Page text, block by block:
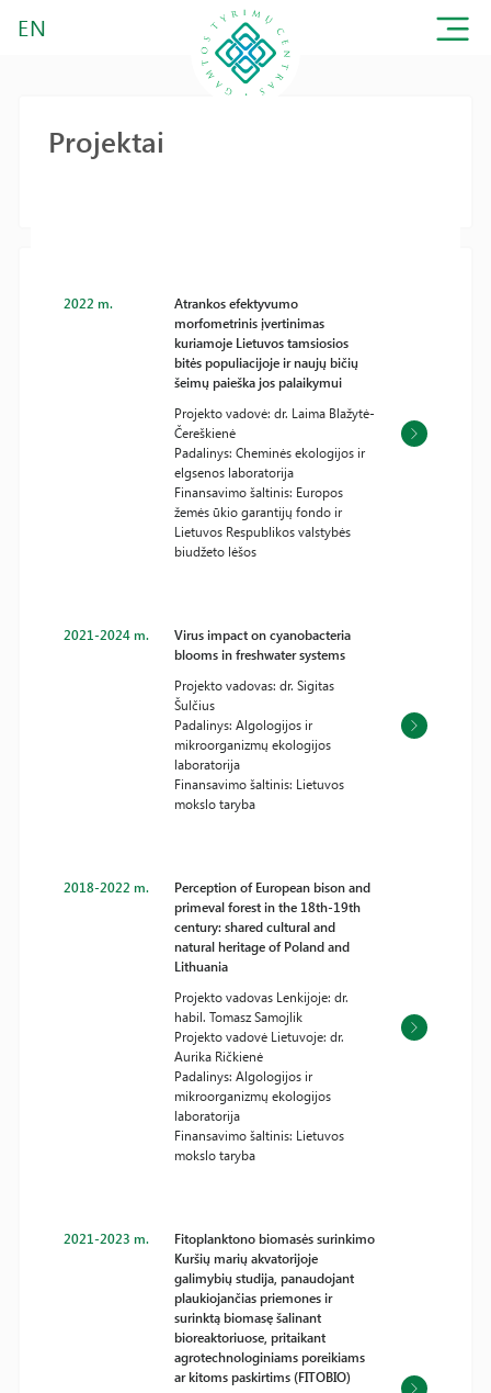
EN
Projektai
2022 m.
Atrankos efektyvumo
morfometrinis įvertinimas
kuriamoje Lietuvos tamsiosios
bitės populiacijoje ir naujų bičių
šeimų paieška jos palaikymui
Projekto vadovė: dr. Laima Blažytė-
Čereškienė
Padalinys: Cheminės ekologijos ir
elgsenos laboratorija
Finansavimo šaltinis: Europos
žemės ūkio garantijų fondo ir
Lietuvos Respublikos valstybės
biudžeto lėšos
2021-2024 m.
Virus impact on cyanobacteria
blooms in freshwater systems
Projekto vadovas: dr. Sigitas
Šulčius
Padalinys: Algologijos ir
mikroorganizmų ekologijos
laboratorija
Finansavimo šaltinis: Lietuvos
mokslo taryba
2018-2022 m.
Perception of European bison and
primeval forest in the 18th-19th
century: shared cultural and
natural heritage of Poland and
Lithuania
Projekto vadovas Lenkijoje: dr.
habil. Tomasz Samojlik
Projekto vadovė Lietuvoje: dr.
Aurika Ričkienė
Padalinys: Algologijos ir
mikroorganizmų ekologijos
laboratorija
Finansavimo šaltinis: Lietuvos
mokslo taryba
2021-2023 m.
Fitoplanktono biomasės surinkimo
Kuršių marių akvatorijoje
galimybių studija, panaudojant
plaukiojančias priemones ir
surinktą biomasę šalinant
bioreaktoriuose, pritaikant
agrotechnologiniams poreikiams
ar kitoms paskirtims (FITOBIO)